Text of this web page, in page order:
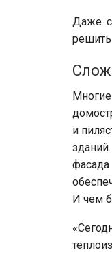
Даже с
решить
и
И чем